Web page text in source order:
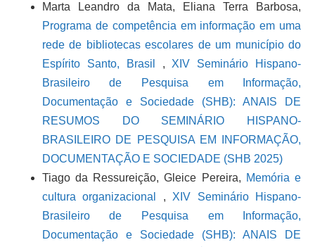
Marta Leandro da Mata, Eliana Terra Barbosa,
Programa de competência em informação em uma
rede de bibliotecas escolares de um município do
Espírito Santo, Brasil , XIV Seminário Hispano-
Brasileiro de Pesquisa em Informação,
Documentação e Sociedade (SHB): ANAIS DE
RESUMOS DO SEMINÁRIO HISPANO-
BRASILEIRO DE PESQUISA EM INFORMAÇÃO,
DOCUMENTAÇÃO E SOCIEDADE (SHB 2025)
Tiago da Ressureição, Gleice Pereira, Memória e
cultura organizacional , XIV Seminário Hispano-
Brasileiro de Pesquisa em Informação,
Documentação e Sociedade (SHB): ANAIS DE